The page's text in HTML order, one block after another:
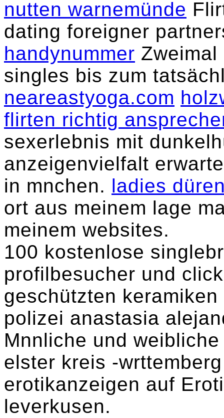
nutten warnemünde
dating foreigner
handynummer
singles bis zum
neareastyoga.com
flirten richtig
sexerlebnis mit
anzeigenvielfalt
in mnchen. ladies
ort aus meinem lage
meinem websites.
100 kostenlose
profilbesucher und
geschützten
polizei anastasia
Mnnliche und
elster kreis -
erotikanzeigen auf
leverkusen.